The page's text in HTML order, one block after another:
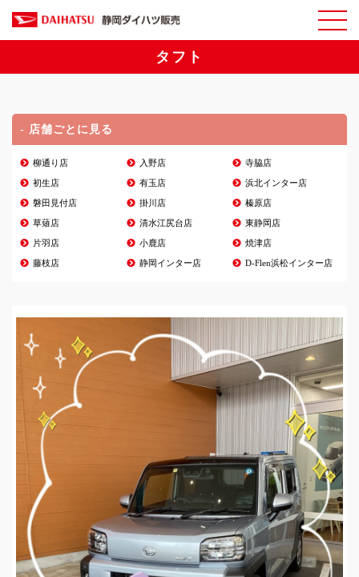
タフト
- 店舗ごとに見る
柳通り店 入野店 寺脇店
初生店 有玉店 浜北インター店
磐田見付店 掛川店 榛原店
草薙店 清水江尻台店 東静岡店
片羽店 小鹿店 焼津店
藤枝店 静岡インター店 D-Flen浜松インター店